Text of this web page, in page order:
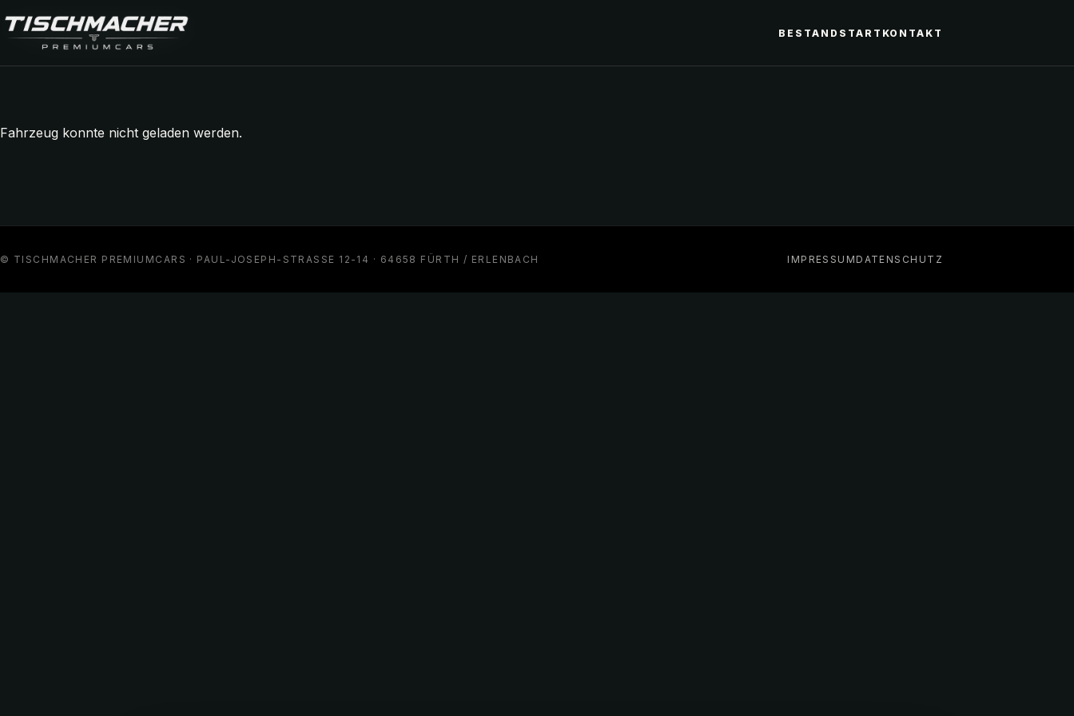
BESTAND START KONTAKT
Fahrzeug konnte nicht geladen werden.
© TISCHMACHER PREMIUMCARS · PAUL-JOSEPH-STRASSE 12-14 · 64658 FÜRTH / ERLENBACH IMPRESSUM DATENSCHUTZ